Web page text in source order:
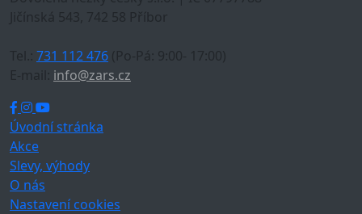
Jičínská 543, 742 58 Příbor
Tel.: 731 112 476 (Po-Pá: 9:00- 17:00)
E-mail: info@zars.cz
Úvodní stránka
Akce
Slevy, výhody
O nás
Nastavení cookies